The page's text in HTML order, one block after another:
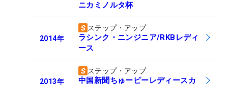
ニカミノルタ杯
2014年
ステップ・アップ
ラシンク・ニンジニア/RKBレディ
ース
2013年
ステップ・アップ
中国新聞ちゅーピーレディースカ